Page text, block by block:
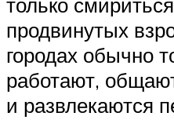
продвинутых
городах обычно
работают,
и развлекаются